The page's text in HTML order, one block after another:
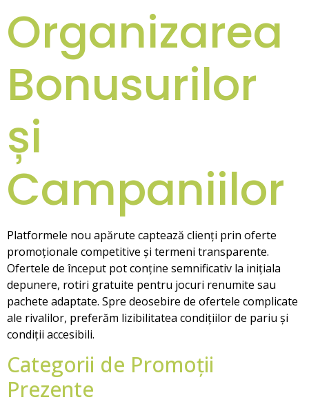
Organizarea
Bonusurilor
și
Campaniilor
Platformele nou apărute captează clienți prin oferte
promoționale competitive și termeni transparente.
Ofertele de început pot conține semnificativ la inițiala
depunere, rotiri gratuite pentru jocuri renumite sau
pachete adaptate. Spre deosebire de ofertele complicate
ale rivalilor, preferăm lizibilitatea condițiilor de pariu și
condiții accesibili.
Categorii de Promoții
Prezente